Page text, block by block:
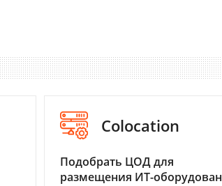
Colocation
Подобрать ЦОД для
размещения ИТ-